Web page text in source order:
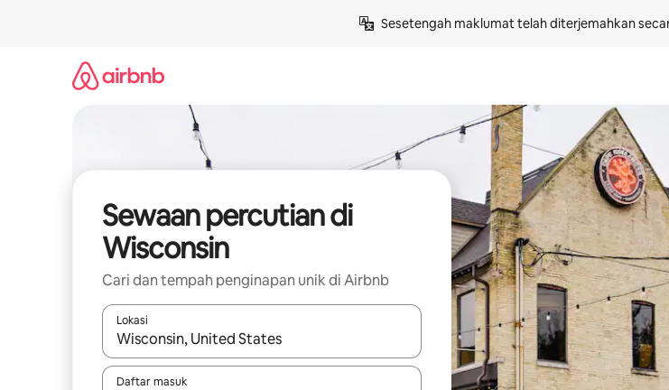
Sesetengah maklumat telah diterjemahkan
Sewaan percutian di
Wisconsin
Cari dan tempah penginapan unik di Airbnb
Lokasi
Apabila hasil tersedia, navigasi dengan kekunci anak panah atas dan bawah atau teroka
Daftar masuk